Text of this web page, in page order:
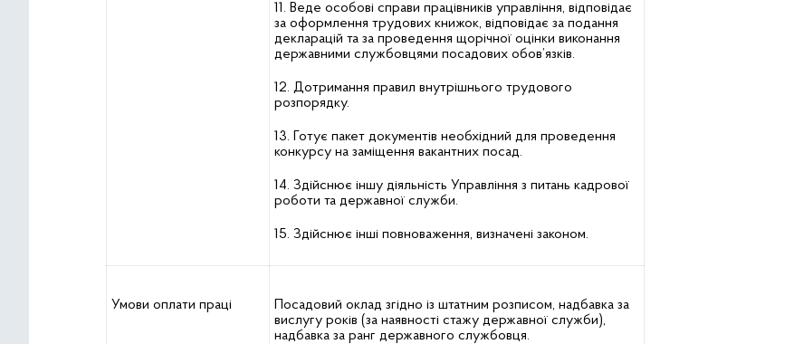
11. Веде особові справи працівників управління, відповідає
за оформлення трудових книжок, відповідає за подання
декларацій та за проведення щорічної оцінки виконання
державними службовцями посадових обов’язків.
12. Дотримання правил внутрішнього трудового
розпорядку.
13. Готує пакет документів необхідний для проведення
конкурсу на заміщення вакантних посад.
14. Здійснює іншу діяльність Управління з питань кадрової
роботи та державної служби.
15. Здійснює інші повноваження, визначені законом.
Умови оплати праці
Посадовий оклад згідно із штатним розписом, надбавка за
вислугу років (за наявності стажу державної служби),
надбавка за ранг державного службовця.